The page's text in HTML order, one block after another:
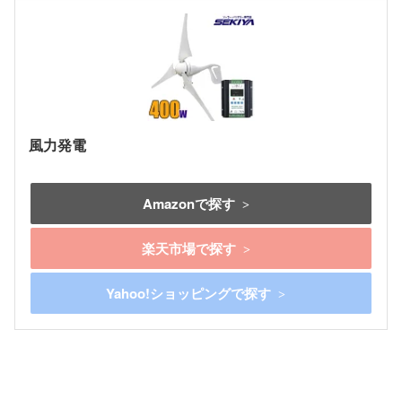
風力発電
Amazonで探す
楽天市場で探す
Yahoo!ショッピングで探す